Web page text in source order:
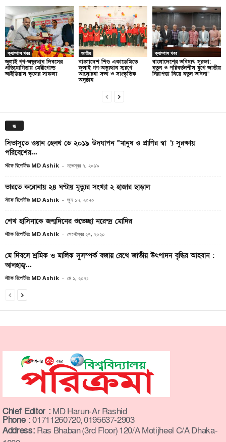
ক্যাম্পাস খবর
জুলাই গণ-অভ্যুত্থান দিবসের
প্রতিযোগিতায় মেরীগোল্ড
আইডিয়াল স্কুলের সাফল্য
জাতীয়
বাংলাদেশ শিশু একাডেমিতে
জুলাই গণ-অভ্যুত্থান স্মরণে
আলোচনা সভা ও সাংস্কৃতিক
অনুষ্ঠান
ক্যাম্পাস খবর
বাংলাদেশের ভবিষ্যৎ সুরক্ষা:
নতুন ও পরিবর্তনশীল যুগে জাতীয়
নিরাপত্তা নিয়ে নতুন ভাবনা”
জ
সিভাসুতে ওয়ান হেলথ ডে ২০১৯ উদযাপন “মানুষ ও প্রাণির স্বা¯’্য সুরক্ষায়
পরিবেশের...
স্টাফ রিপোর্টারঃ MD Ashik - নভেম্বর ৭, ২০১৯
ভারতে করোনায় ২৪ ঘণ্টায় মৃত্যুর সংখ্যা ২ হাজার ছাড়াল
স্টাফ রিপোর্টারঃ MD Ashik - জুন ১৭, ২০২০
শেখ হাসিনাকে জন্মদিনের শুভেচ্ছা নরেন্দ্র মোদির
স্টাফ রিপোর্টারঃ MD Ashik - সেপ্টেম্বর ২৭, ২০২০
মে দিবসে শ্রমিক ও মালিক সুসম্পর্ক বজায় রেখে জাতীয় উৎপাদন বৃদ্ধির আহবান :
আলহাজ্ব...
স্টাফ রিপোর্টারঃ MD Ashik - মে ১, ২০২১
Chief Editor : MD Harun-Ar Rashid
Phone :01711260720, 0195637-2903
Address: Ras Bhaban (3rd Floor) 120/A Motijheel C/A Dhaka-